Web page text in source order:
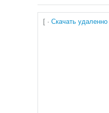
[ · Скачать удаленно